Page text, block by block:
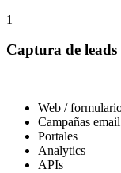
1
Captura de leads
Web /
Campañas email
Portales
Analytics
APIs